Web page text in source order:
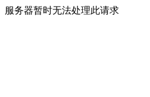
服务器暂时无法处理此请求